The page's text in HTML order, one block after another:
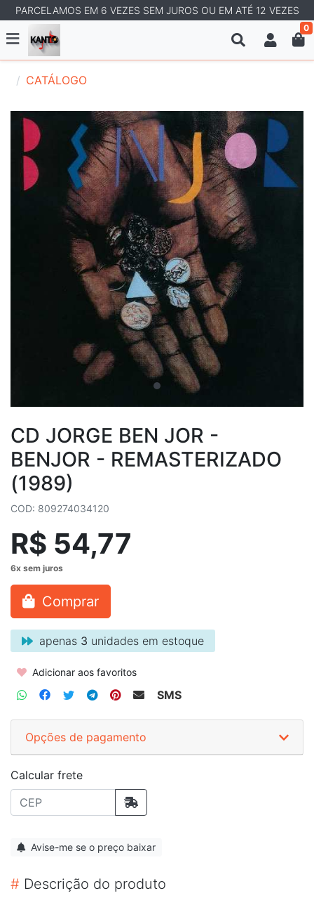
PARCELAMOS EM 6 VEZES SEM JUROS OU EM ATÉ 12 VEZES
0
CATÁLOGO
CD JORGE BEN JOR -
BENJOR - REMASTERIZADO
(1989)
COD: 809274034120
R$ 54,77
Comprar
apenas 3 unidades em estoque
Adicionar aos favoritos
SMS
Opções de pagamento
Calcular frete
Avise-me se o preço baixar
# Descrição do produto